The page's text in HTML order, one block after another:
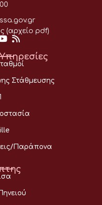
(αρχείο pdf)
Στάθμευσης
Παράπονα